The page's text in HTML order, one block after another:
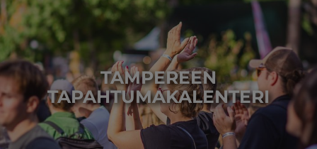
TAMPEREEN
TAPAHTUMAKALENTERI